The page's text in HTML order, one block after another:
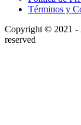
Términos y
Copyright © 2021 -
reserved